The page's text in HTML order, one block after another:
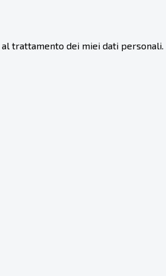
trattamento dei miei dati personali.